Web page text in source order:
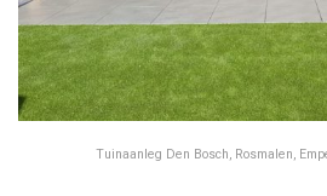
Tuinaanleg Den Bosch, Rosmalen,